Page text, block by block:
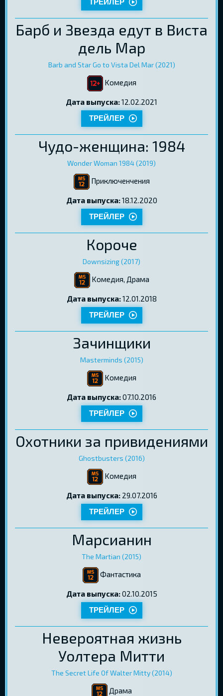
ТРЕЙЛЕР
Барб и Звезда едут в Виста
дель Мар
Barb and Star Go to Vista Del Mar (2021)
Kомедия
Дата выпуска:12.02.2021
ТРЕЙЛЕР
Чудо-женщина: 1984
Wonder Woman 1984 (2019)
Приключенчения
Дата выпуска:18.12.2020
ТРЕЙЛЕР
Короче
Downsizing (2017)
Kомедия, Драма
Дата выпуска:12.01.2018
ТРЕЙЛЕР
Зачинщики
Masterminds (2015)
Kомедия
Дата выпуска:07.10.2016
ТРЕЙЛЕР
Охотники за привидениями
Ghostbusters (2016)
Kомедия
Дата выпуска:29.07.2016
ТРЕЙЛЕР
Марсианин
The Martian (2015)
Фантастика
Дата выпуска:02.10.2015
ТРЕЙЛЕР
Невероятная жизнь
Уолтера Митти
The Secret Life Of Walter Mitty (2014)
Драма